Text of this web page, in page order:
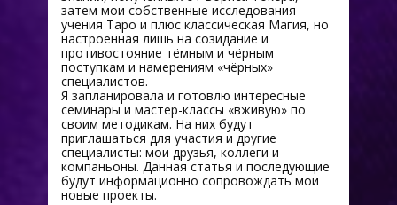
затем мои собственные исследования
учения Таро и плюс классическая Магия, но
настроенная лишь на созидание и
противостояние тёмным и чёрным
поступкам и намерениям «чёрных»
специалистов.
Я запланировала и готовлю интересные
семинары и мастер-классы «вживую» по
своим методикам. На них будут
приглашаться для участия и другие
специалисты: мои друзья, коллеги и
компаньоны. Данная статья и последующие
будут информационно сопровождать мои
новые проекты.